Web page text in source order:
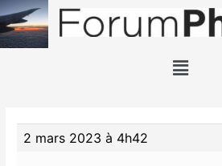
2 mars 2023 à 4h42